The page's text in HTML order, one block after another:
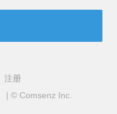
注册
| © Comsenz Inc.